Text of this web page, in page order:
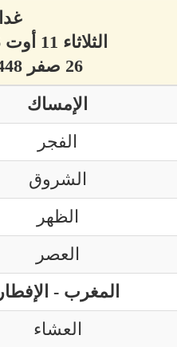
غدا
الثلاثاء 11 أوت 2026 ميلادي
26 صفر 1448 هجري
الإمساك
الفجر
الشروق
الظهر
العصر
المغرب - الإفطار
العشاء